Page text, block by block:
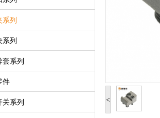
系列
系列
套系列
件
关系列 <